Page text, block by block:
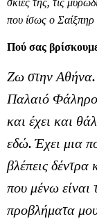
που ίσως ο Σαίξπηρ
Πού σας
Ζω στην Αθήνα.
Παλαιό Φάληρο.
και έχει και
εδώ. Έχει μια
βλέπεις δέντρα
που μένω είναι
προβλήματα